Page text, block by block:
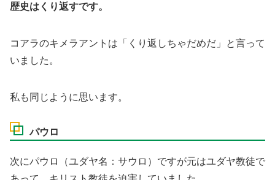
歴史はくり返すです。
コアラのキメラアントは「くり返しちゃだめだ」と言って
いました。
私も同じように思います。
パウロ
次にパウロ（ユダヤ名：サウロ）ですが元はユダヤ教徒で